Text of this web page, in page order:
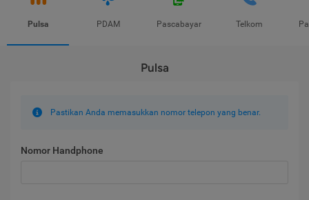
Pulsa PDAM Pascabayar Telkom
Pulsa
Pastikan Anda memasukkan nomor telepon yang benar.
Nomor Handphone